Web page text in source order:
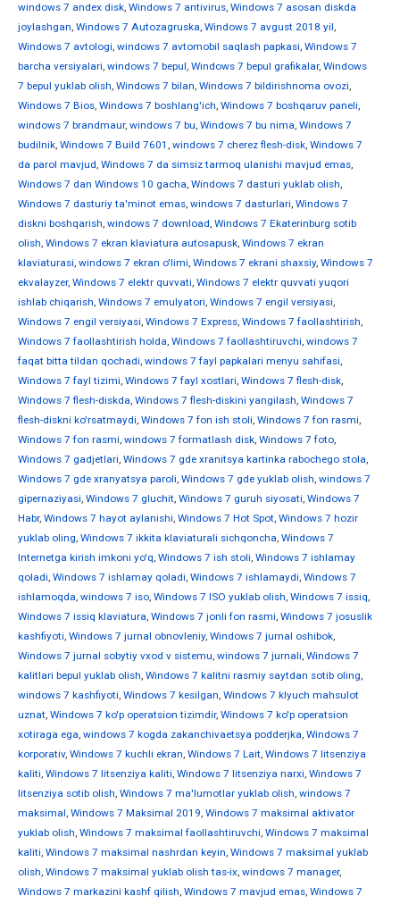
windows 7 andex disk, Windows 7 antivirus, Windows 7 asosan diskda
joylashgan, Windows 7 Autozagruska, Windows 7 avgust 2018 yil,
Windows 7 avtologi, windows 7 avtomobil saqlash papkasi, Windows 7
barcha versiyalari, windows 7 bepul, Windows 7 bepul grafikalar, Windows
7 bepul yuklab olish, Windows 7 bilan, Windows 7 bildirishnoma ovozi,
Windows 7 Bios, Windows 7 boshlang'ich, Windows 7 boshqaruv paneli,
windows 7 brandmaur, windows 7 bu, Windows 7 bu nima, Windows 7
budilnik, Windows 7 Build 7601 , windows 7 cherez flesh-disk, Windows 7
da parol mavjud, Windows 7 da simsiz tarmoq ulanishi mavjud emas,
Windows 7 dan Windows 10 gacha, Windows 7 dasturi yuklab olish,
Windows 7 dasturiy ta'minot emas, windows 7 dasturlari, Windows 7
diskni boshqarish, windows 7 download, Windows 7 Ekaterinburg sotib
olish, Windows 7 ekran klaviatura autosapusk, Windows 7 ekran
klaviaturasi, windows 7 ekran o'limi, Windows 7 ekrani shaxsiy, Windows 7
ekvalayzer, Windows 7 elektr quvvati, Windows 7 elektr quvvati yuqori
ishlab chiqarish, Windows 7 emulyatori, Windows 7 engil versiyasi,
Windows 7 engil versiyasi, Windows 7 Express, Windows 7 faollashtirish,
Windows 7 faollashtirish holda, Windows 7 faollashtiruvchi, windows 7
faqat bitta tildan qochadi, windows 7 fayl papkalari menyu sahifasi,
Windows 7 fayl tizimi, Windows 7 fayl xostlari, Windows 7 flesh-disk,
Windows 7 flesh-diskda, Windows 7 flesh-diskini yangilash, Windows 7
flesh-diskni ko'rsatmaydi, Windows 7 fon ish stoli, Windows 7 fon rasmi,
Windows 7 fon rasmi, windows 7 formatlash disk, Windows 7 foto,
Windows 7 gadjetlari, Windows 7 gde xranitsya kartinka rabochego stola,
Windows 7 gde xranyatsya paroli, Windows 7 gde yuklab olish, windows 7
gipernaziyasi, Windows 7 gluchit, Windows 7 guruh siyosati, Windows 7
Habr, Windows 7 hayot aylanishi, Windows 7 Hot Spot, Windows 7 hozir
yuklab oling, Windows 7 ikkita klaviaturali sichqoncha, Windows 7
Internetga kirish imkoni yo'q, Windows 7 ish stoli, Windows 7 ishlamay
qoladi, Windows 7 ishlamay qoladi, Windows 7 ishlamaydi, Windows 7
ishlamoqda, windows 7 iso, Windows 7 ISO yuklab olish, Windows 7 issiq,
Windows 7 issiq klaviatura, Windows 7 jonli fon rasmi, Windows 7 josuslik
kashfiyoti, Windows 7 jurnal obnovleniy, Windows 7 jurnal oshibok,
Windows 7 jurnal sobytiy vxod v sistemu, windows 7 jurnali, Windows 7
kalitlari bepul yuklab olish, Windows 7 kalitni rasmiy saytdan sotib oling,
windows 7 kashfiyoti, Windows 7 kesilgan, Windows 7 klyuch mahsulot
uznat, Windows 7 ko'p operatsion tizimdir, Windows 7 ko'p operatsion
xotiraga ega, windows 7 kogda zakanchivaetsya podderjka, Windows 7
korporativ, Windows 7 kuchli ekran, Windows 7 Lait, Windows 7 litsenziya
kaliti, Windows 7 litsenziya kaliti, Windows 7 litsenziya narxi, Windows 7
litsenziya sotib olish, Windows 7 ma'lumotlar yuklab olish, windows 7
maksimal, Windows 7 Maksimal 2019, Windows 7 maksimal aktivator
yuklab olish, Windows 7 maksimal faollashtiruvchi, Windows 7 maksimal
kaliti, Windows 7 maksimal nashrdan keyin, Windows 7 maksimal yuklab
olish, Windows 7 maksimal yuklab olish tas-ix, windows 7 manager,
Windows 7 markazini kashf qilish, Windows 7 mavjud emas, Windows 7